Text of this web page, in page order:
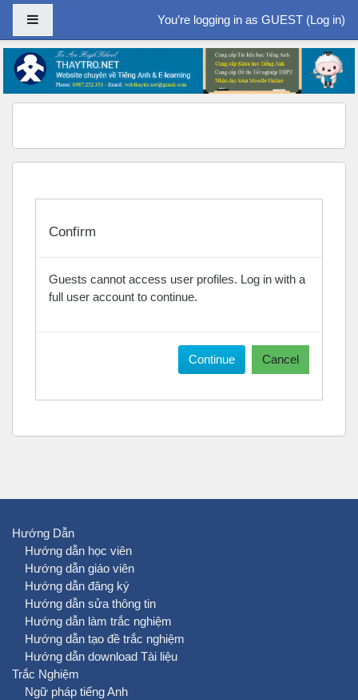
Skip to main content
You’re logging in as GUEST (Log in)
Confirm
Guests cannot access user profiles. Log in with a
full user account to continue.
Continue Cancel
Hướng Dẫn
Hướng dẫn học viên
Hướng dẫn giáo viên
Hướng dẫn đăng ký
Hướng dẫn sửa thông tin
Hướng dẫn làm trắc nghiệm
Hướng dẫn tạo đề trắc nghiệm
Hướng dẫn download Tài liệu
Trắc Nghiệm
Ngữ pháp tiếng Anh